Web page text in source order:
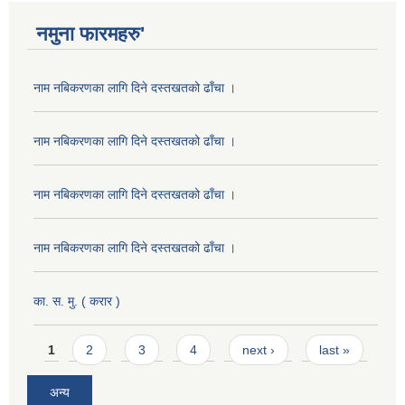
नमुना फारमहरु'
नाम नबिकरणका लागि दिने दस्तखतको ढाँचा ।
नाम नबिकरणका लागि दिने दस्तखतको ढाँचा ।
नाम नबिकरणका लागि दिने दस्तखतको ढाँचा ।
नाम नबिकरणका लागि दिने दस्तखतको ढाँचा ।
का. स. मु. ( करार )
Pages
1 2 3 4 next › last »
अन्य